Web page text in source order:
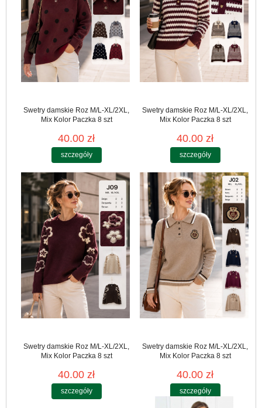
Swetry damskie Roz M/L-XL/2XL,
Mix Kolor Paczka 8 szt
40.00 zł
szczegóły
Swetry damskie Roz M/L-XL/2XL,
Mix Kolor Paczka 8 szt
40.00 zł
szczegóły
Swetry damskie Roz M/L-XL/2XL,
Mix Kolor Paczka 8 szt
40.00 zł
szczegóły
Swetry damskie Roz M/L-XL/2XL,
Mix Kolor Paczka 8 szt
40.00 zł
szczegóły